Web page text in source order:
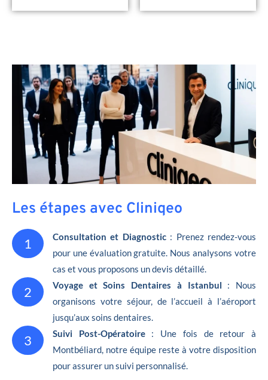
Les étapes avec Cliniqeo
1 Consultation et Diagnostic: Prenez rendez-vous
pour une évaluation gratuite. Nous analysons votre
cas et vous proposons un devis détaillé.
2 Voyage et Soins Dentaires à Istanbul : Nous
organisons votre séjour, de l’accueil à l’aéroport
jusqu’aux soins dentaires.
3 Suivi Post-Opératoire : Une fois de retour à
Montbéliard, notre équipe reste à votre disposition
pour assurer un suivi personnalisé.